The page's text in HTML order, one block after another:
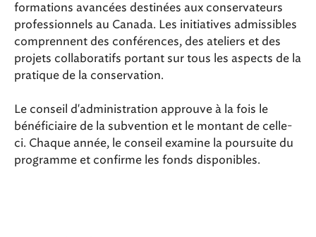
formations avancées destinées aux conservateurs
professionnels au Canada. Les initiatives admissibles
comprennent des conférences, des ateliers et des
projets collaboratifs portant sur tous les aspects de la
pratique de la conservation.
Le conseil d'administration approuve à la fois le
bénéficiaire de la subvention et le montant de celle-
ci. Chaque année, le conseil examine la poursuite du
programme et confirme les fonds disponibles.